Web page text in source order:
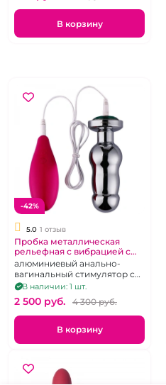
В корзину
-42%
5.0 1 отзыв
Пробка металлическая
рельефная с вибрацией с
красным кристаллом
"Runyu"
алюминиевый анально-
вагинальный стимулятор с
вибрацией на проводном
пульте управления
В наличии: 1 шт.
2 500 pуб. 4 300 pуб.
В корзину